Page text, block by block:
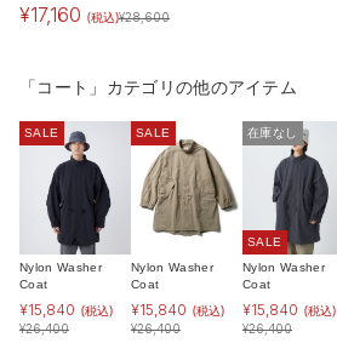
¥17,160 (税込)¥28,600
「コート」カテゴリの他のアイテム
SALE
Nylon Washer
Coat
¥15,840 (税込)
¥26,400
SALE
Nylon Washer
Coat
¥15,840 (税込)
¥26,400
在庫なし
SALE
Nylon Washer
Coat
¥15,840 (税込)
¥26,400